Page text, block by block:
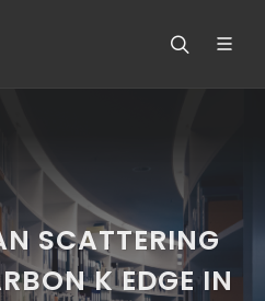
SCATTERING
K EDGE IN